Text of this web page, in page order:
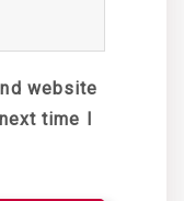
website
time I